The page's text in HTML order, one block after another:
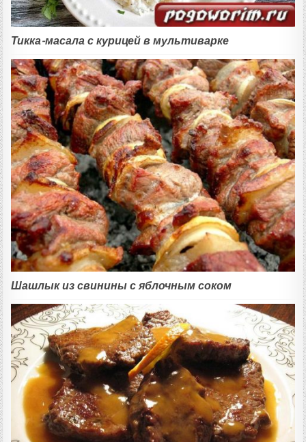
Тикка-масала с курицей в мультиварке
Шашлык из свинины с яблочным соком